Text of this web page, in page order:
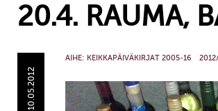
20.4. RAUMA,
10.05.2012
AIHE: KEIKKAPÄIVÄKIRJAT 2005-16